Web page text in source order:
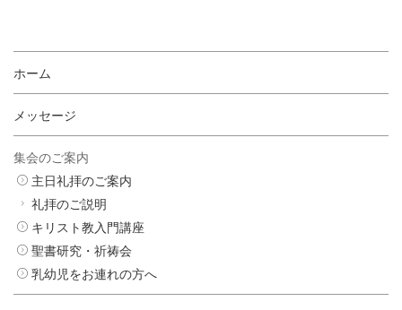
ホーム
メッセージ
集会のご案内
主日礼拝のご案内
礼拝のご説明
キリスト教入門講座
聖書研究・祈祷会
乳幼児をお連れの方へ